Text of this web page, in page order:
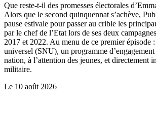
Que reste-t-il des promesses électorales
Alors que le second quinquennat s’achève,
pause estivale pour passer au crible les
par le chef de l’Etat lors de ses deux
2017 et 2022. Au menu de ce premier épisode
universel (SNU), un programme d’engagement
nation, à l’attention des jeunes, et directement
militaire.
Le 10 août 2026